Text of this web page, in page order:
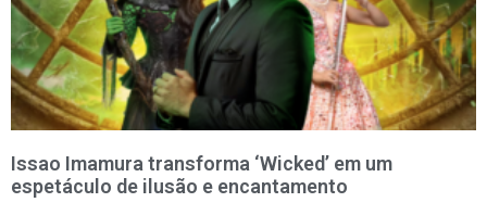
Issao Imamura transforma ‘Wicked’ em um
espetáculo de ilusão e encantamento